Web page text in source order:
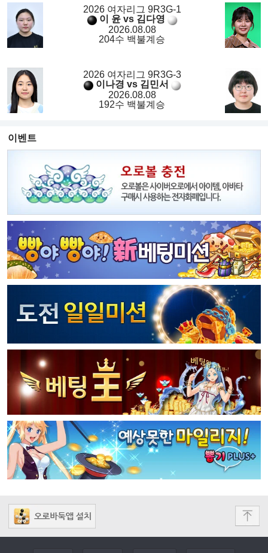
2026 여자리그 9R3G-1
이 윤 vs 김다영
2026.08.08
204수 백불계승
2026 여자리그 9R3G-3
이나경 vs 김민서
2026.08.08
192수 백불계승
이벤트